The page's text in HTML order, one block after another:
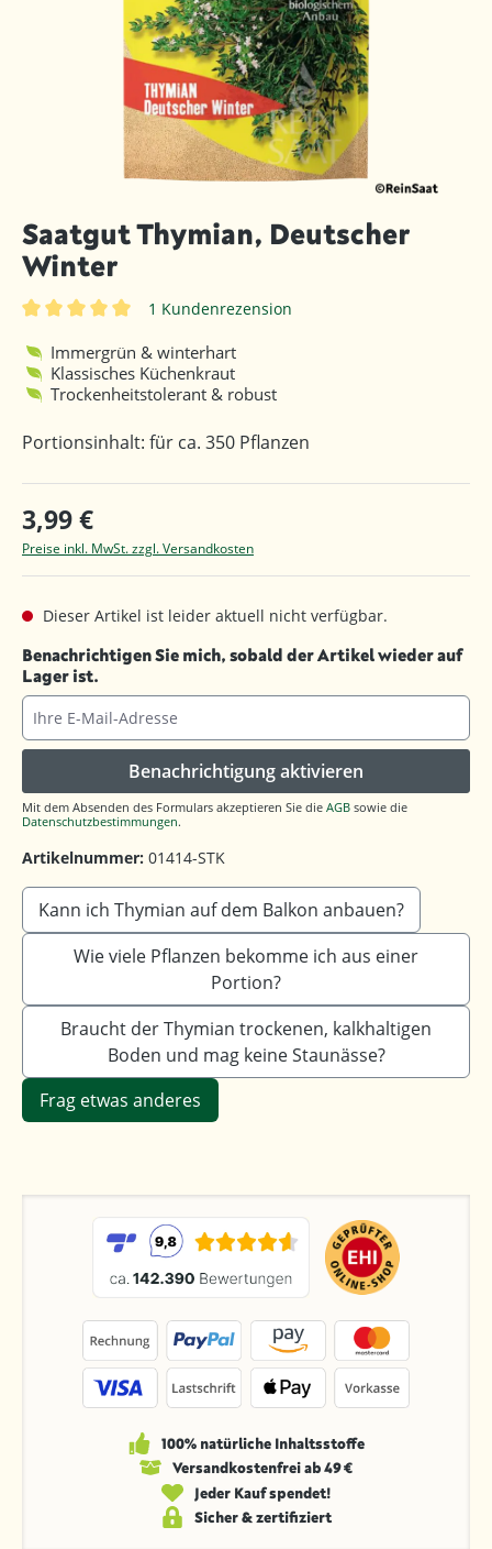
Saatgut Thymian, Deutscher
Winter
1 Kundenrezension
Immergrün & winterhart
Klassisches Küchenkraut
Trockenheitstolerant & robust
Portionsinhalt: für ca. 350 Pflanzen
3,99 €
Preise inkl. MwSt. zzgl. Versandkosten
Dieser Artikel ist leider aktuell nicht verfügbar.
Benachrichtigen Sie mich, sobald der Artikel wieder auf
Lager ist.
Ihre E-Mail-Adresse
Benachrichtigung aktivieren
Mit dem Absenden des Formulars akzeptieren Sie die AGB sowie die
Datenschutzbestimmungen.
Artikelnummer: 01414-STK
Kann ich Thymian auf dem Balkon anbauen?
Wie viele Pflanzen bekomme ich aus einer
Portion?
Braucht der Thymian trockenen, kalkhaltigen
Boden und mag keine Staunässe?
Frag etwas anderes
100% natürliche Inhaltsstoffe
Versandkosten­frei ab 49 €
Jeder Kauf spendet!
Sicher & zertifiziert